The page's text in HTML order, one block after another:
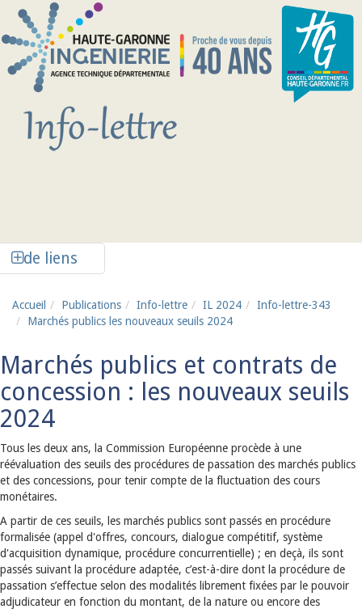
Aller au contenu principal
de liens
Accueil Publications Info-lettre IL 2024
Info-lettre-343
Marchés publics les nouveaux seuils 2024
Marchés publics et contrats de
concession : les nouveaux seuils
2024
Tous les deux ans, la Commission Européenne procède à une
réévaluation des seuils des procédures de passation des marchés publics
et des concessions, pour tenir compte de la fluctuation des cours
monétaires.
A partir de ces seuils, les marchés publics sont passés en procédure
formalisée (appel d'offres, concours, dialogue compétitif, système
d'acquisition dynamique, procédure concurrentielle) ; en deçà, ils sont
passés suivant la procédure adaptée, c’est-à-dire dont la procédure de
passation s’effectue selon des modalités librement fixées par le pouvoir
adjudicateur en fonction du montant, de la nature ou encore des